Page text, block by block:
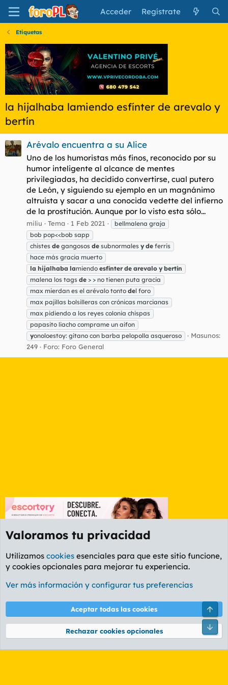
Acceder Regístrate
Etiquetas
la hijalhaba lamiendo esfínter de arevalo y
bertín
Arévalo encuentra a su Alice
Uno de los humoristas más finos, reconocido por su
humor inteligente al alcance de mentes
privilegiadas, ha decidido convertirse, cual putero
de León, y siguiendo su ejemplo en un magnánimo
altruista y sacar a una conocida vedette del infierno
de la prostitución. Aunque por lo visto esta sólo...
miliu Tema 1 Feb 2021
bellmalena graja
bob pop<<bob sapp
chistes de gangosos de subnormales y de ferris
hace más gracia muerto
la hijalhaba lamiendo esfínter de arevalo y bertín
malena los tags de > > no tienen puta gracia
max mierdan es el arévalo tonto del foro
max pajillas bolsilleras con crónicas marcianas
max pidiendo a los reyes colonia chispas
papasito liacho comprame un aifon
yonoloestoy: gitano con barba pelopolla asqueroso
Masunos:
249
Foro: Foro General
Etiquetas
Cookies
PL OLDSTYLE AMARILLO
Términos y reglas Política de privacidad Ayuda
Community platform by XenForo® © 2010-2026 XenForo Ltd.
Valoramos tu privacidad
Utilizamos cookies esenciales para que este sitio funcione,
y cookies opcionales para mejorar tu experiencia.
Ver más información y configurar tus preferencias
Aceptar todas las cookies
Rechazar cookies opcionales
Pie